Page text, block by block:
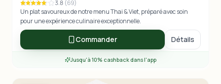
3.8 (69)
Un plat savoureux de notre menu Thai & Viet, préparé avec soin
pour une expérience culinaire exceptionnelle.
Commander Détails
Jusqu'à 10% cashback dans l'app